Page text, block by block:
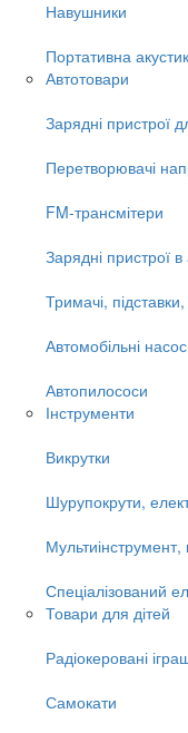
Навушники
Портативна
Автотовари
Зарядні пристрої
Перетворювачі
FM-трансмітери
Зарядні пристрої в
Тримачі,
Автомобільні
Автопилососи
Інструменти
Викрутки
Шурупокрути,
Мультиінструмент,
Спеціалізований
Товари для дітей
Радіокеровані
Самокати